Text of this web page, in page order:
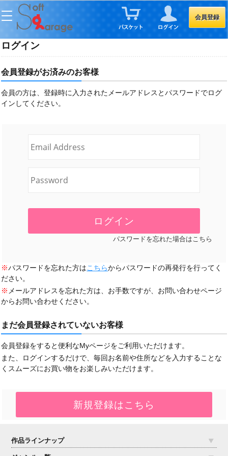
会員登録
ログイン
会員登録がお済みのお客様
会員の方は、登録時に入力されたメールアドレスとパスワードでログ
インしてください。
パスワードを忘れた場合はこちら
※パスワードを忘れた方はこちらからパスワードの再発行を行ってく
ださい。
※ メールアドレスを忘れた方は、お手数ですが、お問い合わせページ
からお問い合わせください。
まだ会員登録されていないお客様
会員登録をすると便利なMyページをご利用いただけます。
また、ログインするだけで、毎回お名前や住所などを入力することな
くスムーズにお買い物をお楽しみいただけます。
作品ラインナップ